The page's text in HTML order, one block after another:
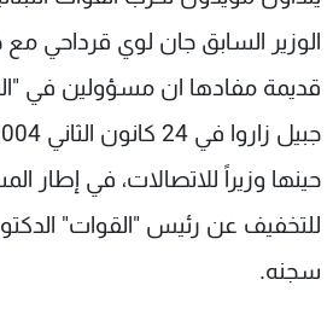
الوزير السابق جان لوي قرداحي مع
قديمة مفادها ان مسؤولين في
حينها وزيراً للاتصالات، في إطار
للتخفيف عن رئيس "القوات"
سجنه.
شاهد البرامج
الترددات
عن MTV
لاعلاناتكم
وظائف
شروط
سياسة